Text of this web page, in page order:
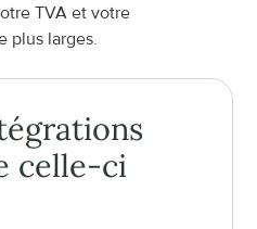
TVA et votre
plus larges.
celle-ci